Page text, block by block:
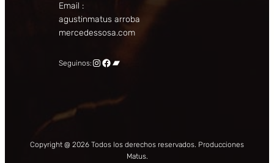
Email :
agustinmatus arroba
mercedessosa.com
Seguinos: Instagram
Facebook
Bandcamp
Copyright @ 2026 Todos los derechos reservados. Producciones
Matus.